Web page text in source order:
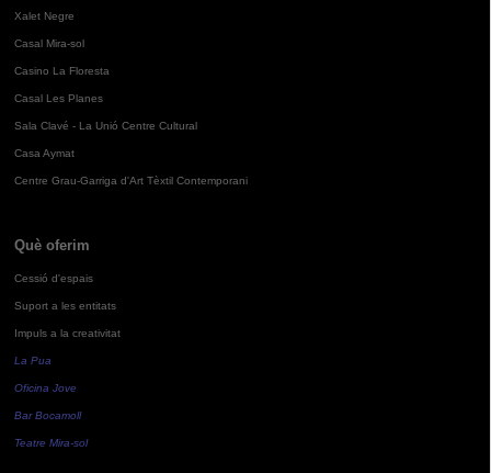
Xalet Negre
Casal Mira-sol
Casino La Floresta
Casal Les Planes
Sala Clavé - La Unió Centre Cultural
Casa Aymat
Centre Grau-Garriga d'Art Tèxtil Contemporani
Què oferim
Cessió d'espais
Suport a les entitats
Impuls a la creativitat
La Pua
Oficina Jove
Bar Bocamoll
Teatre Mira-sol